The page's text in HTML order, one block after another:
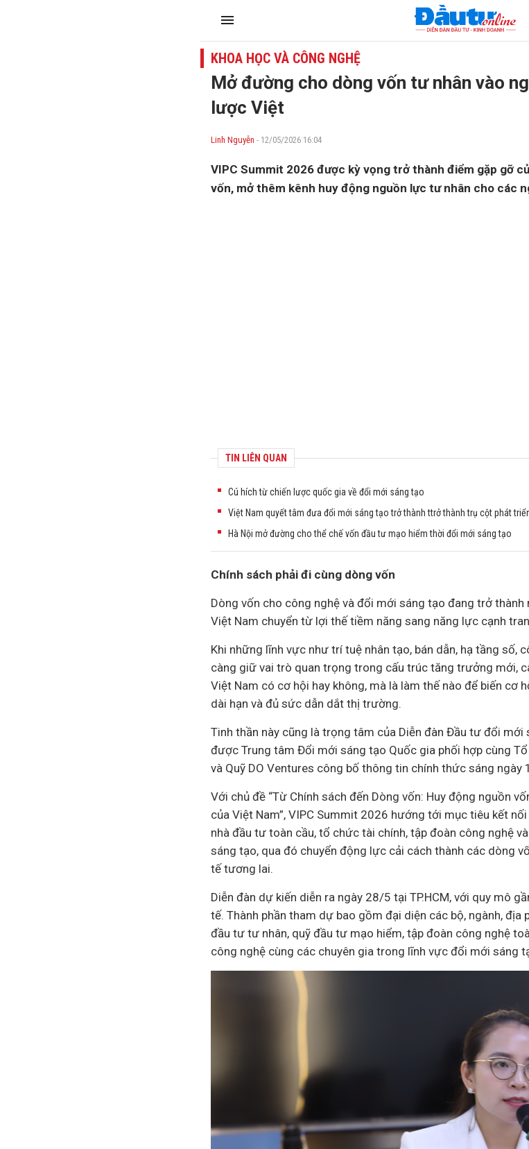
KHOA HỌC VÀ CÔNG NGHỆ
Mở đường cho dòng vốn tư nhân vào
lược Việt
Linh Nguyễn - 12/05/2026 16:04
VIPC Summit 2026 được kỳ vọng trở thành điểm gặp gỡ
vốn, mở thêm kênh huy động nguồn lực tư nhân cho các
TIN LIÊN QUAN
Cú hích từ chiến lược quốc gia về đổi mới sáng tạo
Việt Nam quyết tâm đưa đổi mới sáng tạo trở thành ttrở thành trụ cột phát
Hà Nội mở đường cho thể chế vốn đầu tư mạo hiểm thời đổi mới sáng tạo
Chính sách phải đi cùng dòng vốn
Dòng vốn cho công nghệ và đổi mới sáng tạo đang trở
Việt Nam chuyển từ lợi thế tiềm năng sang năng lực cạnh
Khi những lĩnh vực như trí tuệ nhân tạo, bán dẫn, hạ tầng số,
càng giữ vai trò quan trọng trong cấu trúc tăng trưởng mới,
Việt Nam có cơ hội hay không, mà là làm thế nào để biến cơ
dài hạn và đủ sức dẫn dắt thị trường.
Tinh thần này cũng là trọng tâm của Diễn đàn Đầu tư đổi
được Trung tâm Đổi mới sáng tạo Quốc gia phối hợp cùng
và Quỹ DO Ventures công bố thông tin chính thức sáng
Với chủ đề “Từ Chính sách đến Dòng vốn: Huy động nguồn
của Việt Nam”, VIPC Summit 2026 hướng tới mục tiêu kết
nhà đầu tư toàn cầu, tổ chức tài chính, tập đoàn công nghệ
sáng tạo, qua đó chuyển động lực cải cách thành các dòng
tếtương lai.
Diễn đàn dự kiến diễn ra ngày 28/5 tại TP.HCM, với quy mô
tế. Thành phần tham dự bao gồm đại diện các bộ, ngành,
đầu tư tư nhân, quỹ đầu tư mạo hiểm, tập đoàn công nghệ
công nghệ cùng các chuyên gia trong lĩnh vực đổi mới sáng